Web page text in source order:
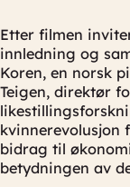
Etter filmen
innledning og
Koren, en norsk
Teigen, direktør
kvinnerevolusjon
bidrag til
betydningen av